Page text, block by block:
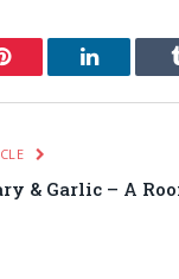
Pinterest LinkedIn
& Garlic – A